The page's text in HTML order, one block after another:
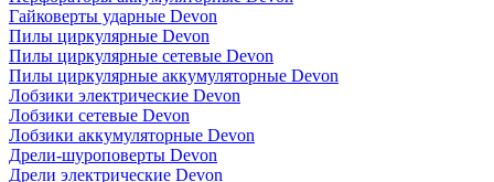
Гайковерты ударные Devon
Пилы циркулярные Devon
Пилы циркулярные сетевые Devon
Пилы циркулярные аккумуляторные Devon
Лобзики электрические Devon
Лобзики сетевые Devon
Лобзики аккумуляторные Devon
Дрели-шуроповерты Devon
Дрели электрические Devon